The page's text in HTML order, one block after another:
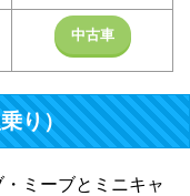
中古車
り）
ミーブとミニキャ